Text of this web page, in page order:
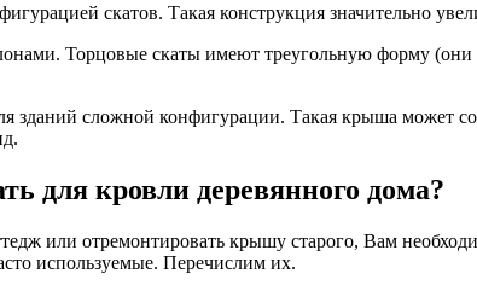
скатов. Такая конструкция значительно
Торцовые скаты имеют треугольную форму
зданий сложной конфигурации. Такая крыша может
для кровли деревянного дома?
или отремонтировать крышу старого, Вам
используемые. Перечислим их.